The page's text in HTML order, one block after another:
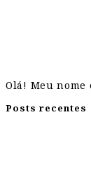
Olá! Meu nome
Posts recentes